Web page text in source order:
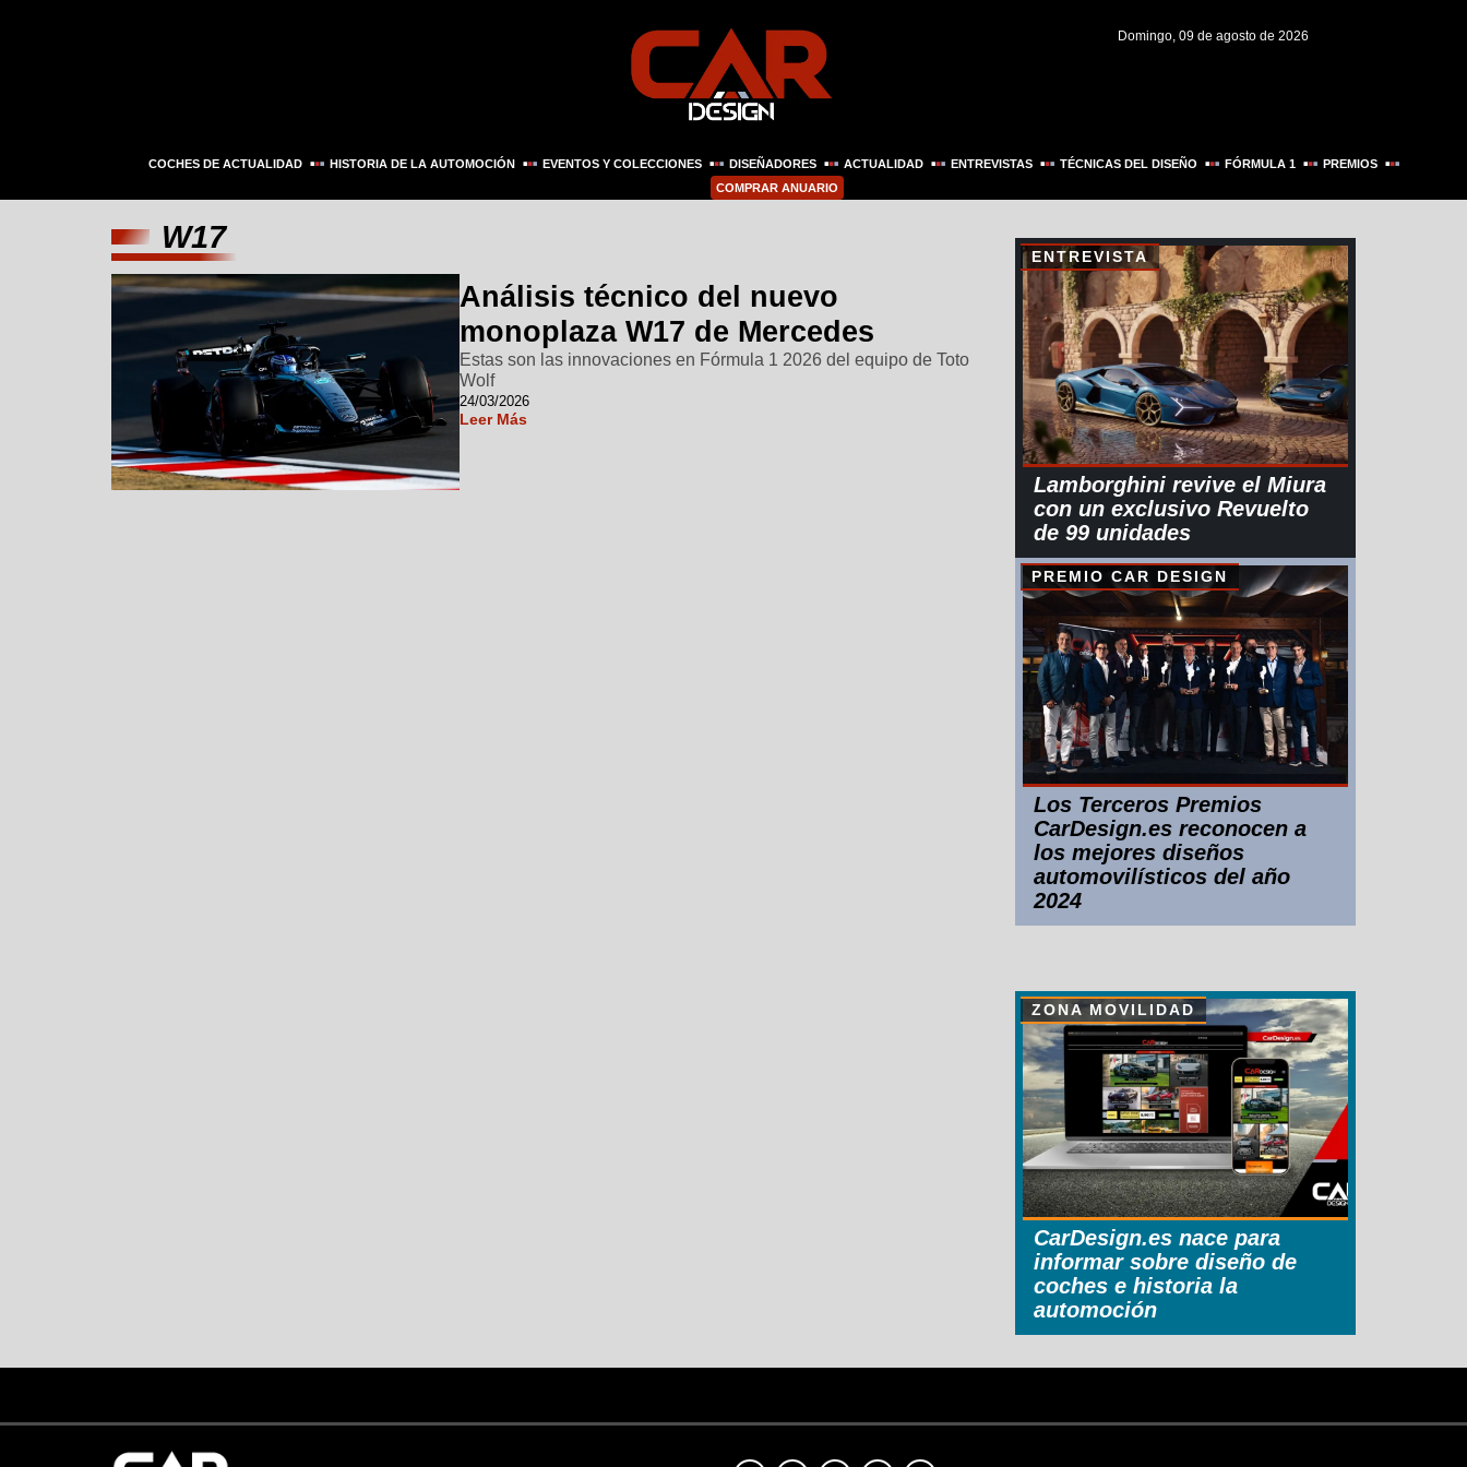
Domingo, 09 de agosto de 2026
COCHES DE ACTUALIDAD HISTORIA DE LA AUTOMOCIÓN EVENTOS Y COLECCIONES DISEÑADORES ACTUALIDAD ENTREVISTAS TÉCNICAS DEL DISEÑO FÓRMULA 1
PREMIOS
COMPRAR ANUARIO
W17
Análisis técnico del nuevo
monoplaza W17 de Mercedes
Estas son las innovaciones en Fórmula 1 2026 del equipo de Toto
Wolf
24/03/2026
Leer Más
ENTREVISTA
Lamborghini revive el Miura
con un exclusivo Revuelto
de 99 unidades
PREMIO CAR DESIGN
Los Terceros Premios
CarDesign.es reconocen a
los mejores diseños
automovilísticos del año
2024
ZONA MOVILIDAD
CarDesign.es nace para
informar sobre diseño de
coches e historia la
automoción